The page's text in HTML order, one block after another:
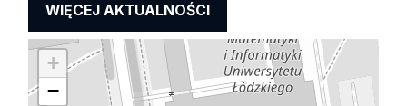
WIĘCEJ AKTUALNOŚCI
+
−